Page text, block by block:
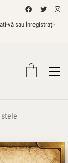
vă sau Înregistrați-